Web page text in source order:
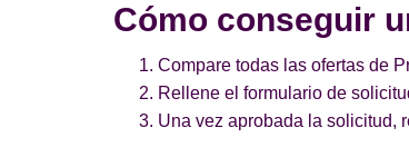
Cómo conseguir
Compare todas las ofertas de
Rellene el formulario de
Una vez aprobada la solicitud,